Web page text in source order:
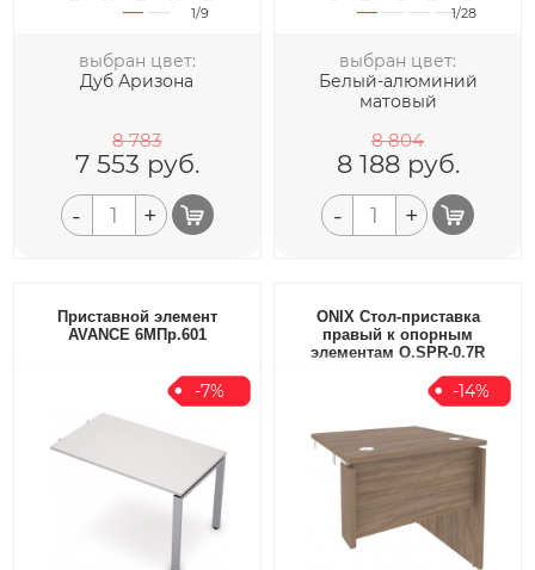
1/9
выбран цвет:
Дуб Аризона
8 783
7 553 руб.
- +
1/28
выбран цвет:
Белый-алюминий
матовый
8 804
8 188руб.
- +
Приставной элемент
AVANCE 6МПр.601
-7%
ONIX Стол-приставка
правый к опорным
элементам O.SPR-0.7R
-14%